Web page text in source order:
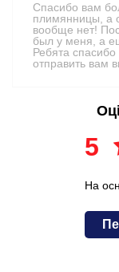
Спасибо вам
плимянницы, а
вообще нет!
был у меня, а
Ребята
отправить вам
5
На